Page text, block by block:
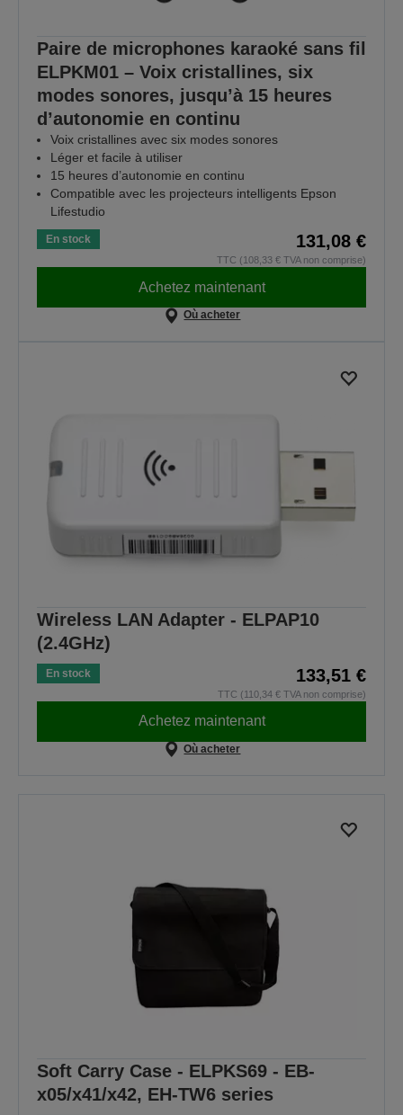
Paire de microphones karaoké sans fil
ELPKM01 – Voix cristallines, six
modes sonores, jusqu’à 15 heures
d’autonomie en continu
Voix cristallines avec six modes sonores
Léger et facile à utiliser
15 heures d’autonomie en continu
Compatible avec les projecteurs intelligents Epson
Lifestudio
En stock 131,08 €
TTC (108,33 € TVA non comprise)
Achetez maintenant
Où acheter
Wireless LAN Adapter - ELPAP10
(2.4GHz)
En stock 133,51 €
TTC (110,34 € TVA non comprise)
Achetez maintenant
Où acheter
Soft Carry Case - ELPKS69 - EB-
x05/x41/x42, EH-TW6 series